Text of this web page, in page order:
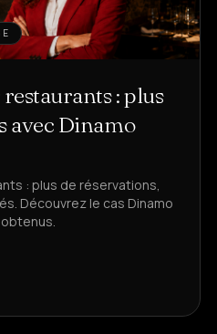
: plus
avec Dinamo
: plus de réservations,
Découvrez le cas Dinamo